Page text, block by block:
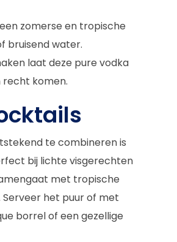
zomerse en tropische
bruisend water.
laat deze pure vodka
recht komen.
te combineren is
bij lichte visgerechten
met tropische
Serveer het puur of met
borrel of een gezellige